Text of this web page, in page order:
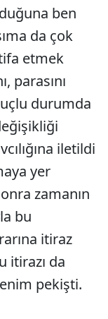
ben
da çok
etmek
parasını
durumda
iletildi
yer
zamanın
bu
itiraz
itirazı da
pekişti.